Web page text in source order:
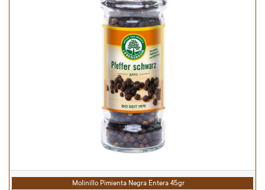
Molinillo Pimienta Negra Entera 45gr